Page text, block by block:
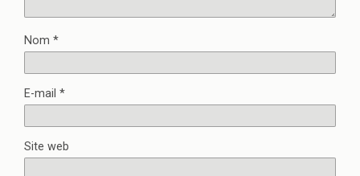
Nom *
E-mail *
Site web